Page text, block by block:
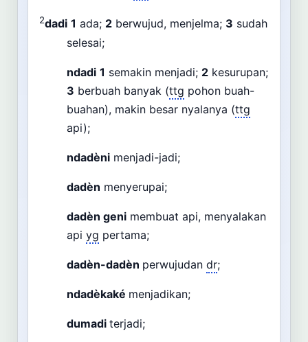
2dadi 1 ada; 2 berwujud, menjelma; 3 sudah
selesai;
ndadi 1 semakin menjadi; 2 kesurupan;
3 berbuah banyak (ttg pohon buah-
buahan), makin besar nyalanya (ttg
api);
ndadèni menjadi-jadi;
dadèn menyerupai;
dadèn geni membuat api, menyalakan
api yg pertama;
dadèn-dadèn perwujudan dr;
ndadèkaké menjadikan;
dumadi terjadi;